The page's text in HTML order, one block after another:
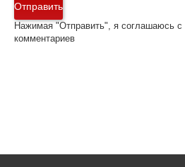
Отправить
Нажимая "Отправить", я соглашаюсь с
комментариев